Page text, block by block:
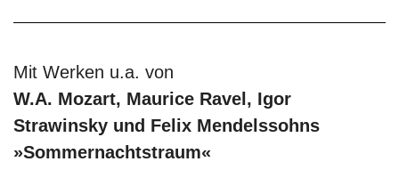
Mit Werken u.a. von
W.A. Mozart, Maurice Ravel, Igor
Strawinsky und Felix Mendelssohns
»Sommernachtstraum«